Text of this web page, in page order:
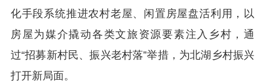
化手段系统推进农村老屋、闲置房屋盘活利用，以
房屋为媒介撬动各类文旅资源要素注入乡村，通
过“招募新村民、振兴老村落”举措，为北湖乡村振兴
打开新局面。